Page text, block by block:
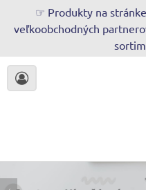
☞ Produkty na
veľkoobchodných